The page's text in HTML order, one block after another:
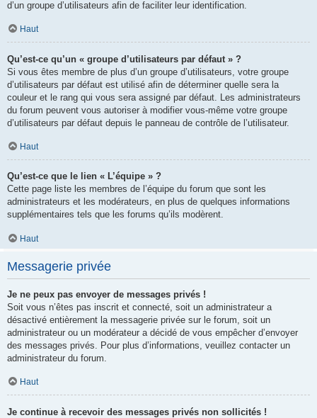
d’un groupe d’utilisateurs afin de faciliter leur identification.
Haut
Qu’est-ce qu’un « groupe d’utilisateurs par défaut » ?
Si vous êtes membre de plus d’un groupe d’utilisateurs, votre groupe
d’utilisateurs par défaut est utilisé afin de déterminer quelle sera la
couleur et le rang qui vous sera assigné par défaut. Les administrateurs
du forum peuvent vous autoriser à modifier vous-même votre groupe
d’utilisateurs par défaut depuis le panneau de contrôle de l’utilisateur.
Haut
Qu’est-ce que le lien « L’équipe » ?
Cette page liste les membres de l’équipe du forum que sont les
administrateurs et les modérateurs, en plus de quelques informations
supplémentaires tels que les forums qu’ils modèrent.
Haut
Messagerie privée
Je ne peux pas envoyer de messages privés !
Soit vous n’êtes pas inscrit et connecté, soit un administrateur a
désactivé entièrement la messagerie privée sur le forum, soit un
administrateur ou un modérateur a décidé de vous empêcher d’envoyer
des messages privés. Pour plus d’informations, veuillez contacter un
administrateur du forum.
Haut
Je continue à recevoir des messages privés non sollicités !